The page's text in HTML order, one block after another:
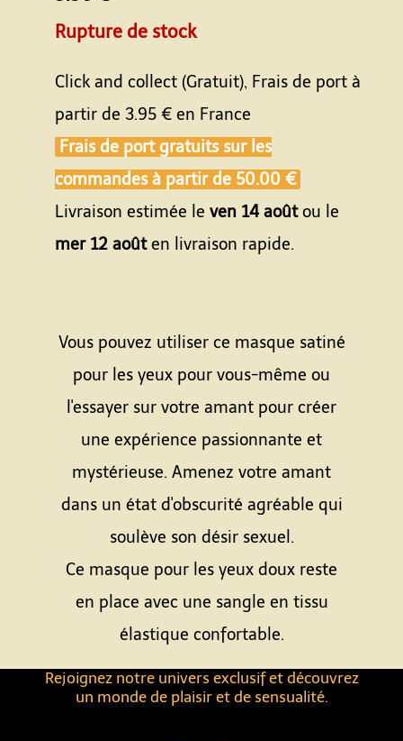
Rejoignez notre univers exclusif et découvrez
un monde de plaisir et de sensualité.
Rupture de stock
Click and collect (Gratuit), Frais de port à
partir de 3.95 € en France
Frais de port gratuits sur les
commandes à partir de 50.00 €
Livraison estimée le ven 14 aoûtou le
mer 12 aoûten livraison rapide.
Vous pouvez utiliser ce masque satiné
pour les yeux pour vous-même ou
l'essayer sur votre amant pour créer
une expérience passionnante et
mystérieuse. Amenez votre amant
dans un état d'obscurité agréable qui
soulève son désir sexuel.
Ce masque pour les yeux doux reste
en place avec une sangle en tissu
élastique confortable.